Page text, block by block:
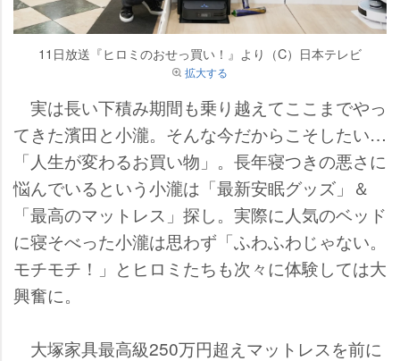
11日放送『ヒロミのおせっ買い！』より（C）日本テレビ
拡大する
実は長い下積み期間も乗り越えてここまでやっ
てきた濱田と小瀧。そんな今だからこそしたい…
「人生が変わるお買い物」。長年寝つきの悪さに
悩んでいるという小瀧は「最新安眠グッズ」＆
「最高のマットレス」探し。実際に人気のベッド
に寝そべった小瀧は思わず「ふわふわじゃない。
モチモチ！」とヒロミたちも次々に体験しては大
興奮に。
大塚家具最高級250万円超えマットレスを前に